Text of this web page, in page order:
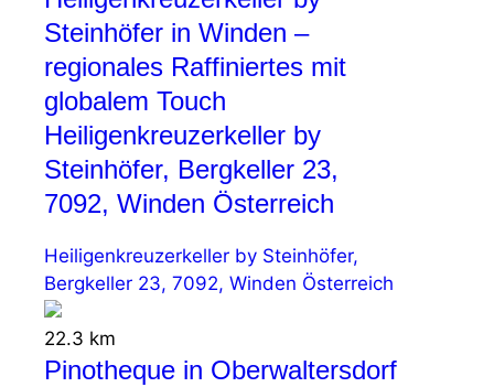
Steinhöfer in Winden –
regionales Raffiniertes mit
globalem Touch
Heiligenkreuzerkeller by
Steinhöfer, Bergkeller 23,
7092, Winden Österreich
Heiligenkreuzerkeller by Steinhöfer,
Bergkeller 23, 7092, Winden Österreich
22.3 km
Pinotheque in Oberwaltersdorf